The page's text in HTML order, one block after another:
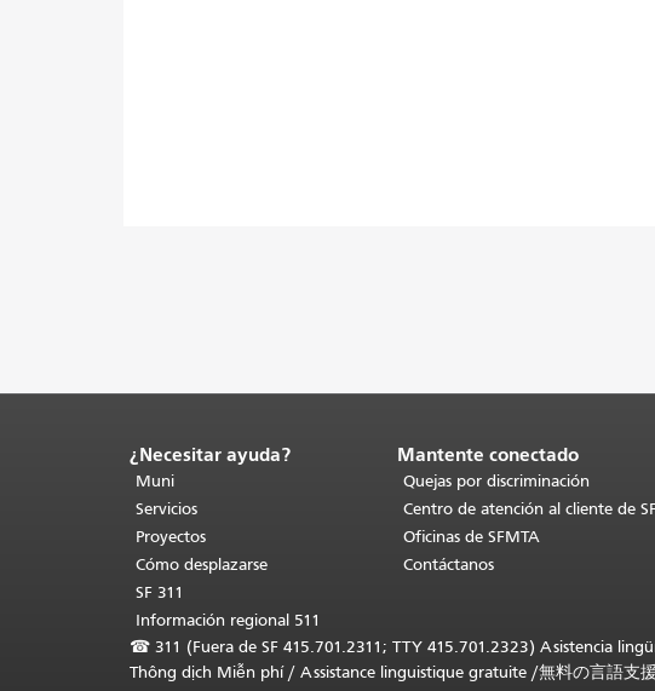
Fin
del
contenido
de
la
página.
esta
página
¿Necesitar ayuda?
Muni
Servicios
Proyectos
Cómo desplazarse
SF 311
Información regional 511
Mantente conectado
Quejas por discriminación
Centro de atención al cliente de
Oficinas de SFMTA
Contáctanos
☎ 311 (Fuera de SF 415.701.2311; TTY 415.701.2323) Asistencia
Thông dịch Miễn phí/ Assistance linguistique gratuite /無料の言語支援